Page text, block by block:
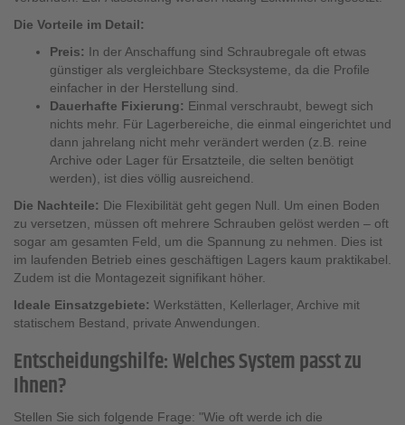
Die Vorteile im Detail:
Preis: In der Anschaffung sind Schraubregale oft etwas
günstiger als vergleichbare Stecksysteme, da die Profile
einfacher in der Herstellung sind.
Dauerhafte Fixierung: Einmal verschraubt, bewegt sich
nichts mehr. Für Lagerbereiche, die einmal eingerichtet und
dann jahrelang nicht mehr verändert werden (z.B. reine
Archive oder Lager für Ersatzteile, die selten benötigt
werden), ist dies völlig ausreichend.
Die Nachteile: Die Flexibilität geht gegen Null. Um einen Boden
zu versetzen, müssen oft mehrere Schrauben gelöst werden – oft
sogar am gesamten Feld, um die Spannung zu nehmen. Dies ist
im laufenden Betrieb eines geschäftigen Lagers kaum praktikabel.
Zudem ist die Montagezeit signifikant höher.
Ideale Einsatzgebiete: Werkstätten, Kellerlager, Archive mit
statischem Bestand, private Anwendungen.
Entscheidungshilfe: Welches System passt zu
Ihnen?
Stellen Sie sich folgende Frage: "Wie oft werde ich die